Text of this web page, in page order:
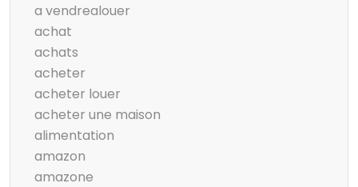
a vendrealouer
achat
achats
acheter
acheter louer
acheter une maison
alimentation
amazon
amazone